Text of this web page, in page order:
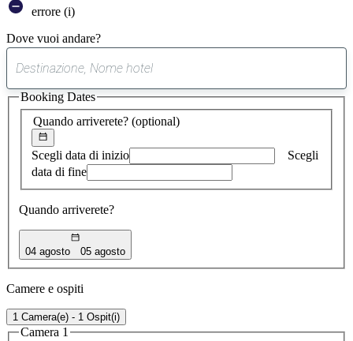
errore (i)
Dove vuoi andare?
suggerimento
trovato
Quando arriverete? (optional)
Scegli data di inizio
Scegli
data di fine
Quando arriverete?
04 agosto 05 agosto
Booking Dates
Camere e ospiti
1 Camera(e) - 1 Ospit(i)
Camera 1